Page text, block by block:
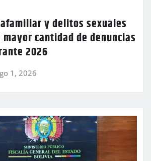
y delitos sexuales
cantidad de denuncias
2026
1, 2026